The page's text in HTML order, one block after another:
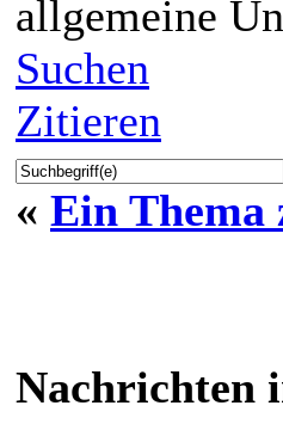
allgemeine
Suchen
Zitieren
« Ein Thema
Nachrichten